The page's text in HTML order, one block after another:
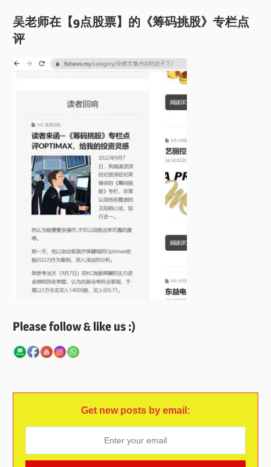
吴老师在【9点股票】的《筹码挑股》专栏点
评
Please follow & like us :)
Get new posts by email: